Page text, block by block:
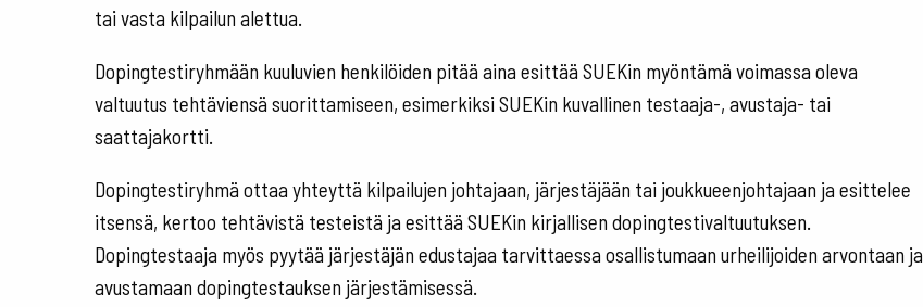
tai vasta kilpailun alettua.
Dopingtestiryhmään kuuluvien henkilöiden pitää aina esittää SUEKin myöntämä voimassa oleva
valtuutus tehtäviensä suorittamiseen, esimerkiksi SUEKin kuvallinen testaaja-, avustaja- tai
saattajakortti.
Dopingtestiryhmä ottaa yhteyttä kilpailujen johtajaan, järjestäjään tai joukkueenjohtajaan ja esittelee
itsensä, kertoo tehtävistä testeistä ja esittää SUEKin kirjallisen dopingtestivaltuutuksen.
Dopingtestaaja myös pyytää järjestäjän edustajaa tarvittaessa osallistumaan urheilijoiden arvontaan ja
avustamaan dopingtestauksen järjestämisessä.